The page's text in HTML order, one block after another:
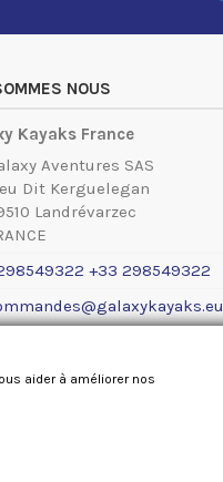
NOUS
Kayaks France
Aventures SAS
Dit Kerguelegan
Landrévarzec
+33 298549322
aider à améliorer nos